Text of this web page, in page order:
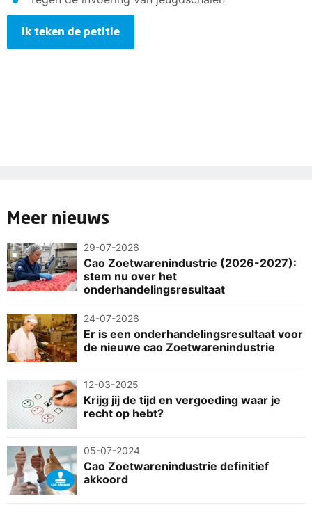
Ik teken de petitie
Meer nieuws
29-07-2026
Cao Zoetwarenindustrie (2026-2027):
stem nu over het
onderhandelingsresultaat
24-07-2026
Er is een onderhandelingsresultaat voor
de nieuwe cao Zoetwarenindustrie
12-03-2025
Krijg jij de tijd en vergoeding waar je
recht op hebt?
05-07-2024
Cao Zoetwarenindustrie definitief
akkoord